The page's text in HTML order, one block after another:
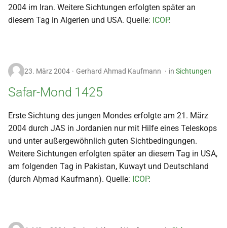
r
i
l
Sichtungen
Video
2004 im Iran. Weitere Sichtungen erfolgten später an
diesem Tag in Algerien und USA. Quelle: ICOP.
23. März 2004 Gerhard Ahmad Kaufmann in Sichtungen
Safar-Mond 1425
Erste Sichtung des jungen Mondes erfolgte am 21. März
2004 durch JAS in Jordanien nur mit Hilfe eines Teleskops
und unter außergewöhnlich guten Sichtbedingungen.
Weitere Sichtungen erfolgten später an diesem Tag in USA,
am folgenden Tag in Pakistan, Kuwayt und Deutschland
(durch Aḥmad Kaufmann). Quelle: ICOP.